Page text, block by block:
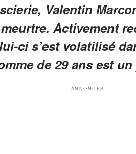
Valentin
Activement
ci s’est volatilisé
de 29 ans est
ANNONCES